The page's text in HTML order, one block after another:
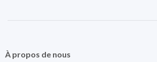
À propos de nous